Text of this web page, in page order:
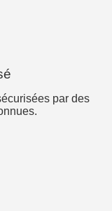
par des